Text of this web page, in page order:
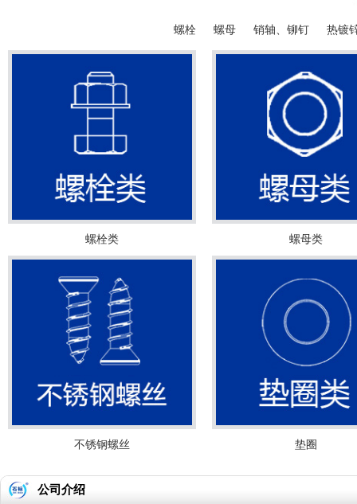
螺栓 螺母 销轴、铆钉 热镀
螺栓类 螺母类
不锈钢螺丝 垫圈
公司介绍